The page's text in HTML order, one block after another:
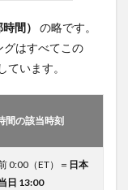
間）
の略です。
グはすべてこの
ています。
間の該当時刻
0:00（ET）＝ 日本
日 13:00